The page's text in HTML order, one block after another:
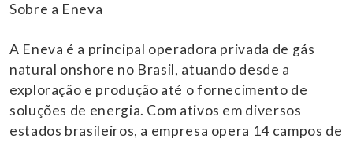
Sobre a Eneva
A Eneva é a principal operadora privada de gás
natural onshore no Brasil, atuando desde a
exploração e produção até o fornecimento de
soluções de energia. Com ativos em diversos
estados brasileiros, a empresa opera 14 campos de